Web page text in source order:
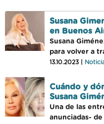
Susana
en Buenos
Susana
para volver a
13.10.2023 |
Cuándo y
Susana
Una de las
anunciadas-